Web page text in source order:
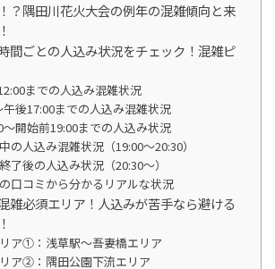
？隅田川花火大会の例年の混雑傾向と来
間ごとの人込み状況をチェック！混雑ピ
までの人込み混雑状況
後17:00までの人込み混雑状況
開始前19:00までの人込み状況
の人込み混雑状況（19:00～20:30）
了後の人込み状況（20:30～）
口コミから分かるリアルな状況
雑必須エリア！人込みが苦手なら避ける
ア①：浅草駅～吾妻橋エリア
ア②：隅田公園下流エリア